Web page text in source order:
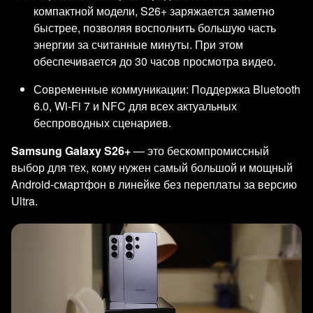
компактной модели, S26+ заряжается заметно
быстрее, позволяя восполнить большую часть
энергии за считанные минуты. При этом
обеспечивается до 30 часов просмотра видео.
Современные коммуникации: Поддержка Bluetooth
6.0, Wi-Fi 7 и NFC для всех актуальных
беспроводных сценариев.
Samsung Galaxy S26+— это бескомпромиссный
выбор для тех, кому нужен самый большой и мощный
Android-смартфон в линейке без переплаты за версию
Ultra.